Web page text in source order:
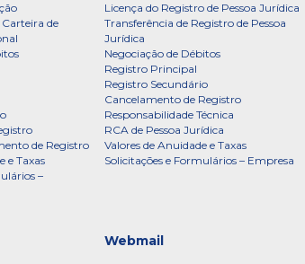
de
de Registro
e Taxas
–
Licença do Registro de Pessoa Jurídica
Transferência de Registro de Pessoa
Jurídica
Negociação de Débitos
Registro Principal
Registro Secundário
Cancelamento de Registro
Responsabilidade Técnica
RCA de Pessoa Jurídica
Valores de Anuidade e Taxas
Solicitações e Formulários – Empresa
Webmail